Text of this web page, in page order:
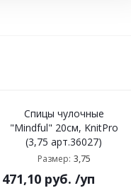
Спицы чулочные
"Mindful" 20см, KnitPro
(3,75 арт.36027)
Размер: 3,75
471,10руб. /уп